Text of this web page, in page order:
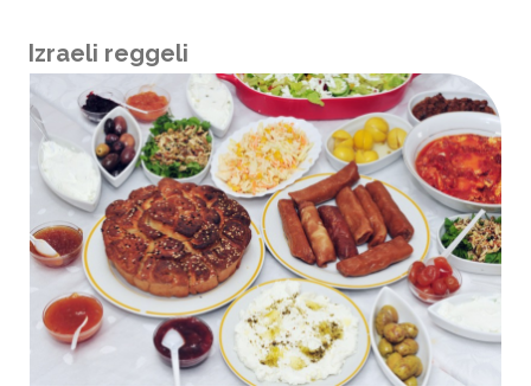
Izraeli reggeli